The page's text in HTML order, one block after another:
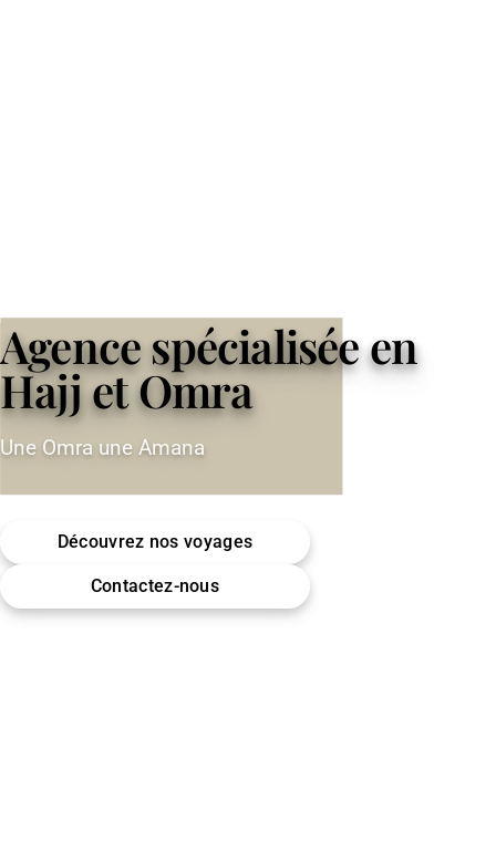
Agence spécialisée en
Hajj et Omra
Une Omra une Amana
Découvrez nos voyages
Contactez-nous
Omra (Umrah) · Hajj
Encadrement & accompagnement